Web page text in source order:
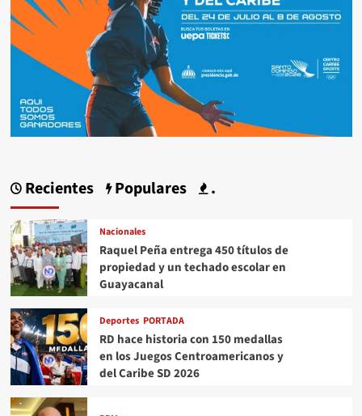
Recientes Populares .
Nacionales
Raquel Peña entrega 450 títulos de
propiedad y un techado escolar en
Guayacanal
Deportes PORTADA
RD hace historia con 150 medallas
en los Juegos Centroamericanos y
del Caribe SD 2026